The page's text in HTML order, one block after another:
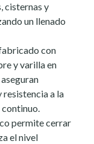
cisternas y
un llenado
con
y varilla en
a la
continuo.
permite cerrar
el nivel